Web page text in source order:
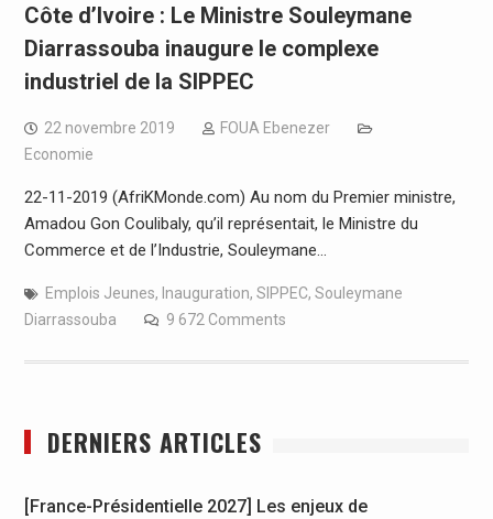
Côte d’Ivoire : Le Ministre Souleymane
Diarrassouba inaugure le complexe
industriel de la SIPPEC
22 novembre 2019
FOUA Ebenezer
Economie
22-11-2019 (AfriKMonde.com) Au nom du Premier ministre,
Amadou Gon Coulibaly, qu’il représentait, le Ministre du
Commerce et de l’Industrie, Souleymane…
Emplois Jeunes, Inauguration, SIPPEC, Souleymane
Diarrassouba
9 672 Comments
DERNIERS ARTICLES
[France-Présidentielle 2027] Les enjeux de